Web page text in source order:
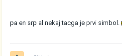
pa en srp al nekaj tacga je prvi simbol.